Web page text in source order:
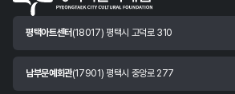
평택아트센터 (18017) 평택시 고덕로 310
남부문예회관(17901) 평택시 중앙로 277